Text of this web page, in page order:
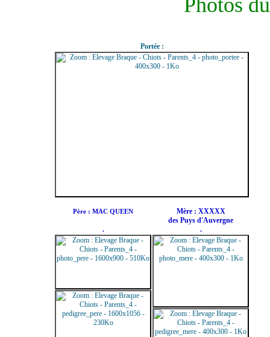
Photos
Portée :
Père : MAC QUEEN
.
Mère : XXXXX
des Puys d'Auvergne
.